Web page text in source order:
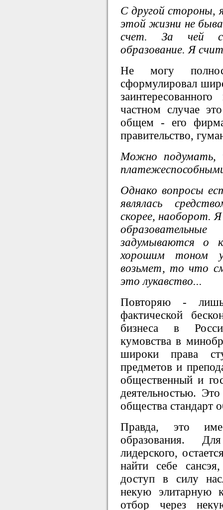
С другой стороны,
этой жизни не
счет. За чей
образование. Я
Не могу
сформулировал
частном случае
общем - его
правительство,
Можно подумать,
Однако вопросы
являлась
скорее, наоборот.
задумываются о
хорошим тоном
возьмет, то что
это лукавство...
Повторяю - лишь
фактической
бизнеса в
кумовства в
широки права
предметов и
общественный и
деятельностью.
общества стандарт
Правда, это
образования.
лидерского,
найти себе
доступ в силу
некую элитарную
отбор через